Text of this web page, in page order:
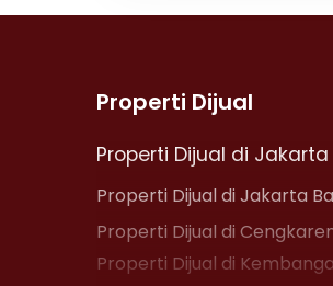
Properti Dijual
Properti Dijual di Jakarta
Properti Dijual di Jakarta
Properti Dijual di
Properti Dijual di